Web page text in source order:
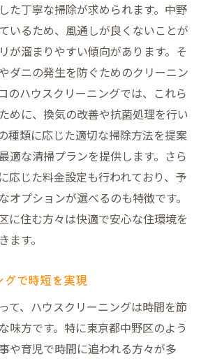
た丁寧な掃除が求められます。中野
いるため、風通しが良くないことが
が溜まりやすい傾向があります。そ
ダニの発生を防ぐためのクリーニン
のハウスクリーニングでは、これら
めに、換気の改善や抗菌処理を行い
種類に応じた適切な掃除方法を提案
適な清掃プランを提供します。さら
応じた料金設定も行われており、予
オプションが選べるのも特徴です。
に住む方々は快適で安心な住環境を
ます。
で時短を実現
て、ハウスクリーニングは時間を節
味方です。特に東京都中野区のよう
や育児で時間に追われる方々が多